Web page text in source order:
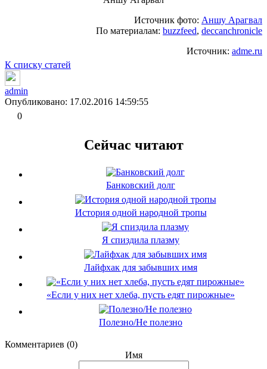
Источник фото: Аншу Арагвал
По материалам: buzzfeed, deccanchronicle
Источник: adme.ru
К списку статей
admin
Опубликовано: 17.02.2016 14:59:55
0
Сейчас читают
Банковский долг
История одной народной тропы
Я спиздила плазму
Лайфхак для забывших имя
«Если у них нет хлеба, пусть едят пирожные»
Полезно/Не полезно
Комментариев (0)
Имя